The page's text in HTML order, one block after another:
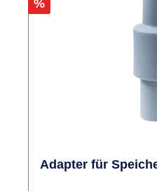
Rabatt
%
Adapter für